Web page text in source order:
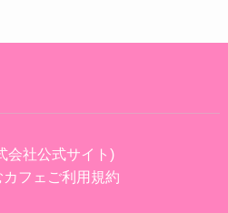
会社公式サイト)
フェご利用規約